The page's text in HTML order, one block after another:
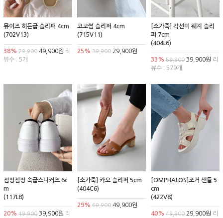
뮤이즈 히든굽 슬리퍼 4cm
(702V13)
38% 79,900 49,900원 리
뷰수 : 5개
코코썸 슬리퍼 4cm
(715V11)
25% 39,90029,900원
[소가죽] 각선미 웨지 슬리
퍼 7cm
(404L6)
33% 59,90039,900원 리
뷰수 : 579개
점핑점핑 속굽스니커즈 6c
m
(117L8)
20% 49,900 39,900원 리
[소가죽] 카모 슬리퍼 5cm
(404C6)
29% 69,90049,900원
[OMPHALOS]조거 샌들 5
cm
(422V8)
40% 49,90029,900원 리